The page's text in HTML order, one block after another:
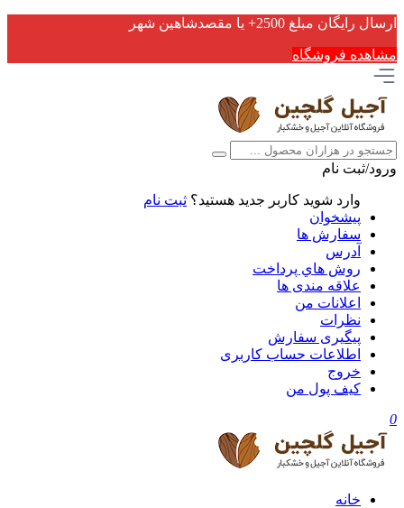
ارسال رایگان مبلغ 2500+ یا مقصدشاهین شهر
مشاهده فروشگاه
ورود/ثبت نام
وارد شوید کاربر جدید هستید؟ ثبت نام
پیشخوان
سفارش ها
آدرس
روش هاي پرداخت
علاقه مندی ها
اعلانات من
نظرات
پیگیری سفارش
اطلاعات حساب كاربری
خروج
کیف پول من
0
خانه